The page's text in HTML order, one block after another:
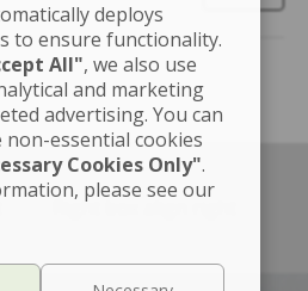
Right box align right
deploys
to ensure functionality.
All", we also use
and marketing
advertising. You can
essential cookies
Cookies Only".
please see our